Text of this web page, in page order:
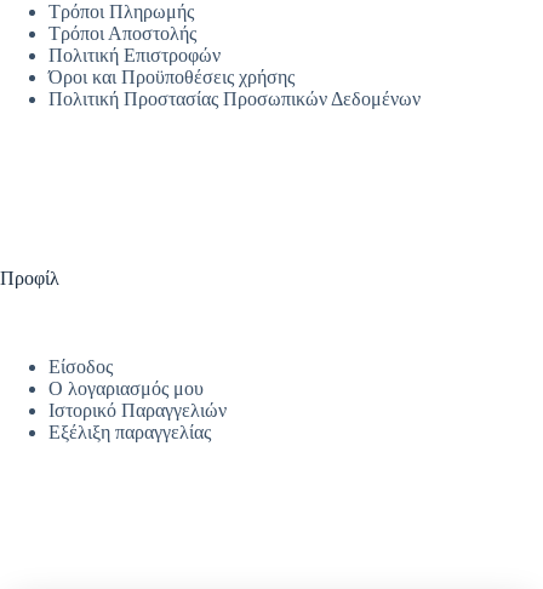
Τρόποι Πληρωμής
Τρόποι Αποστολής
Πολιτική Επιστροφών
Όροι και Προϋποθέσεις χρήσης
Πολιτική Προστασίας Προσωπικών Δεδομένων
Προφίλ
Είσοδος
Ο λογαριασμός μου
Ιστορικό Παραγγελιών
Εξέλιξη παραγγελίας